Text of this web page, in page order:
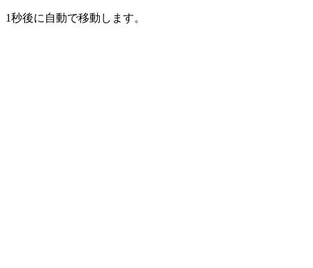
1秒後に自動で移動します。